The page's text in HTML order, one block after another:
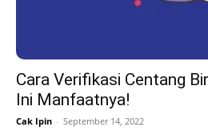
Cara Verifikasi Centang
Ini Manfaatnya!
Cak Ipin - September 14, 2022